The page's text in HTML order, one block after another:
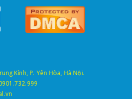
Kính, P. Yên Hòa, Hà Nội.